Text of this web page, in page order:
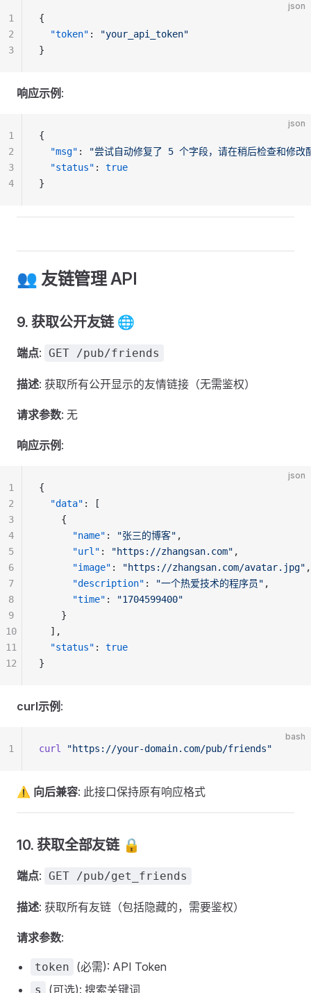
json
{
  "token"
:
"your_api_token"
}
1
2
3
响应示例 :
json
{
  "msg"
:
"尝试自动修复了 5 个字段，请在稍后检查和修改
  "status"
: true
}
1
2
3
4
👥 友链管理 API
9. 获取公开友链 🌐
端点: GET /pub/friends
描述: 获取所有公开显示的友情链接（无需鉴权）
请求参数: 无
响应示例 :
json
{
  "data"
: [
    {
      "name"
: "张三的博客" ,
      "url"
: "https://zhangsan.com" ,
      "image"
: "https://zhangsan.com/avatar.jpg" ,
      "description"
: "一个热爱技术的程序员" ,
      "time"
:
"1704599400"
    }
  ],
  "status"
: true
}
1
2
3
4
5
6
7
8
9
10
11
12
curl示例 :
bash
curl "https://your-domain.com/pub/friends"
1
⚠️ 向后兼容: 此接口保持原有响应格式
10. 获取全部友链 🔒
端点: GET /pub/get_friends
描述: 获取所有友链（包括隐藏的，需要鉴权）
请求参数:
token (必需): API Token
s (可选): 搜索关键词